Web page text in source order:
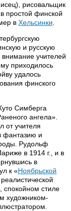
рисовальщик
простой финской
в Хельсинки
и русскую
учителей
приходилось
удалось
финского
Симберга
ангела».
от учителя
фантазию и
Рудольф
в 1914 г., и в
в
к «Ноябрьской
спокойном стиле
художником-